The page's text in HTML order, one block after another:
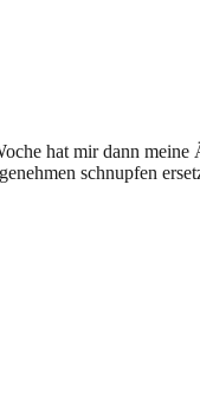
hat mir dann
schnupfen